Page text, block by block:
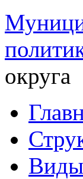
округа
Виды